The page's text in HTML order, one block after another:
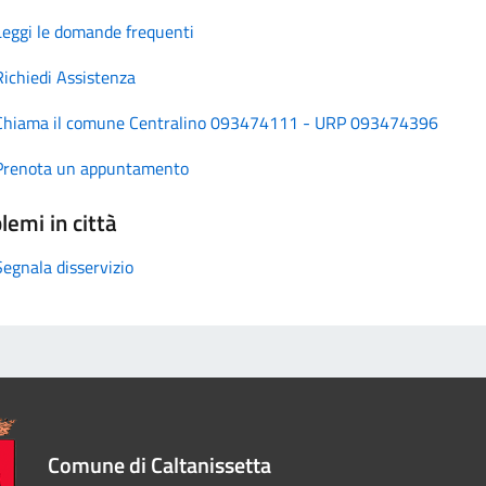
le domande frequenti
Assistenza
il comune Centralino 093474111 - URP 093474396
un appuntamento
in città
disservizio
Comune di Caltanissetta